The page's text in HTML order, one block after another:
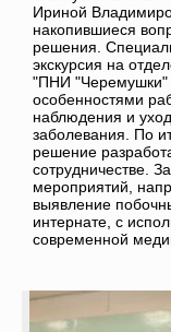
Ириной
накопившиеся
решения.
экскурсия на
"ПНИ "Черемушки"
особенностями
наблюдения и
заболевания. По
решение
сотрудничестве.
мероприятий,
выявление
интернате, с
современной